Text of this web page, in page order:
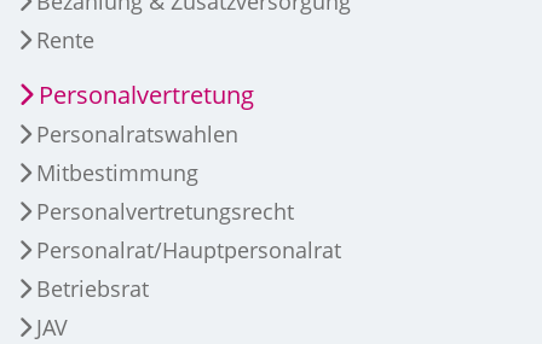
Rente
Personalvertretung
Personalratswahlen
Mitbestimmung
Personalvertretungsrecht
Personalrat/Hauptpersonalrat
Betriebsrat
JAV